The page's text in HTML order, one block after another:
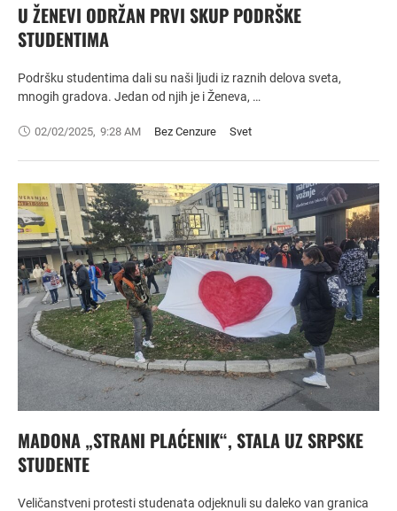
U ŽENEVI ODRŽAN PRVI SKUP PODRŠKE
STUDENTIMA
Podršku studentima dali su naši ljudi iz raznih delova sveta,
mnogih gradova. Jedan od njih je i Ženeva, …
02/02/2025, 9:28 AM Bez Cenzure Svet
MADONA „STRANI PLAĆENIK“, STALA UZ SRPSKE
STUDENTE
Veličanstveni protesti studenata odjeknuli su daleko van granica